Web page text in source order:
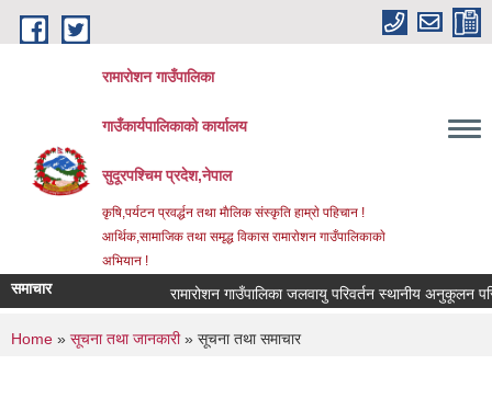
Skip to main content
रामारोशन गाउँपालिका
गाउँकार्यपालिकाकाे कार्यालय
सुदूरपश्चिम प्रदेश,नेपाल
कृषि,पर्यटन प्रवर्द्धन तथा माैलिक संस्कृति हाम्राे पहिचान !
आर्थिक,सामाजिक तथा समृद्ध विकास रामाराेशन गाउँपालिकाकाे
अभियान !
समाचार रामारोशन गाउँपालिका जलवायु परिवर्तन स्थानीय अनुकूलन
You are here
Home » सूचना तथा जानकारी» सूचना तथा समाचार